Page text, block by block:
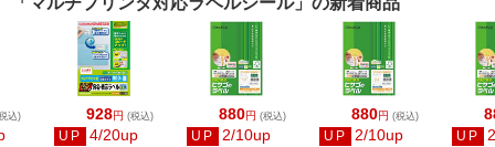
928円 (税込)
UP 4/20up
880円 (税込)
UP 2/10up
880円 (税込)
UP 2/10up UP
込)